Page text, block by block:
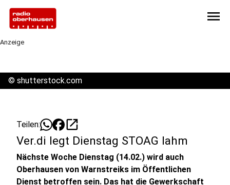
menu
Anzeige
© shutterstock.com
Teilen: open_in_new
Ver.di legt Dienstag STOAG lahm
Nächste Woche Dienstag (14.02.) wird auch
Oberhausen von Warnstreiks im Öffentlichen
Dienst betroffen sein. Das hat die Gewerkschaft